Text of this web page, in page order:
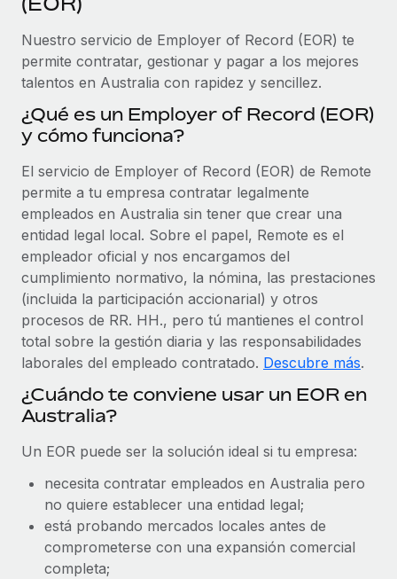
esenciales.
SERVICIOS
Pregunta a un experto
Obtén ayuda de gente experta en RR. HH. globales
y cumplimiento normativo.
Comprobaciones de antecedentes
Simplifica los procesos de cribado de candidatos.
Cumplimiento normativo
Adelántate a los riesgos de cumplimiento
normativo.
Gestión de dispositivos
Proporciona dispositivos tecnológicos y contrólalos
en todo el mundo.
Apertura de entidades
Reubica a los empleados con facilidad.
Prestaciones
Gestiona las prestaciones de los empleados sin
complicaciones.
Descubre oportunidades de colaborar con nosotros.
Remote Build
Próximamente
Consultoría de integraciones y automatización con IA.
CASOS PRÁCTICOS
Obtén ayuda
Nómina global
EOR y PEO
Contractor Management
Impuestos
Explora el blog
BLOG
Integraciones con Gusto y Xero y Contractor
La misión de Remote sigue siendo ayudar a empresas de
todos los tamaños a contratar, gestionar y...
Más información
Nuestro servicio de Employer of Record (EOR) te
permite contratar, gestionar y pagar a los mejores
talentos en Australia con rapidez y sencillez.
¿Qué es un Employer of Record (EOR)
y cómo funciona?
El servicio de Employer of Record (EOR) de Remote
permite a tu empresa contratar legalmente
empleados en Australia sin tener que crear una
entidad legal local. Sobre el papel, Remote es el
empleador oficial y nos encargamos del
cumplimiento normativo, la nómina, las prestaciones
(incluida la participación accionarial) y otros
procesos de RR. HH., pero tú mantienes el control
total sobre la gestión diaria y las responsabilidades
laborales del empleado contratado. Descubre más.
¿Cuándo te conviene usar un EOR en
Australia?
Un EOR puede ser la solución ideal si tu empresa:
necesita contratar empleados en Australia pero
no quiere establecer una entidad legal;
está probando mercados locales antes de
comprometerse con una expansión comercial
completa;